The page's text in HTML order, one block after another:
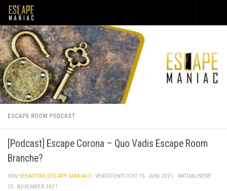
Unter dem Inhalt
ESCAPE ROOM PODCAST
[Podcast] Escape Corona – Quo Vadis Escape Room
Branche?
VON SEBASTIAN [ESCAPE MANIAC] · VERÖFFENTLICHT 15. JUNI 2021 · AKTUALISIERT
25. NOVEMBER 2021